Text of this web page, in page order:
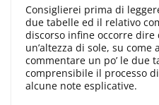
Consiglierei prima di
due tabelle ed il re­lativo
discorso infine occorre
un’altezza di sole, su come
commentare un po’ le due
comprensibile il processo
alcune note esplicative.